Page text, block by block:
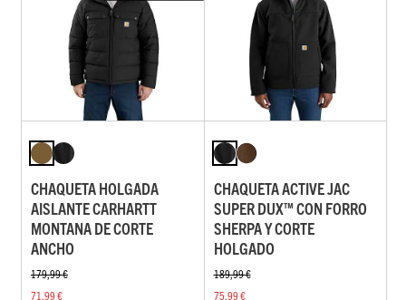
CHAQUETA HOLGADA
AISLANTE CARHARTT
MONTANA DE CORTE
ANCHO
179,99 €
71,99 €
CHAQUETA ACTIVE JAC
SUPER DUX™ CON FORRO
SHERPA Y CORTE
HOLGADO
189,99 €
75,99 €